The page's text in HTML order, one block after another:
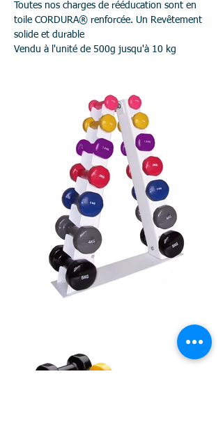
Toutes nos charges de rééducation sont en
toile CORDURA® renforcée. Un Revêtement
solide et durable
Vendu à l'unité de 500g jusqu'à 10 kg